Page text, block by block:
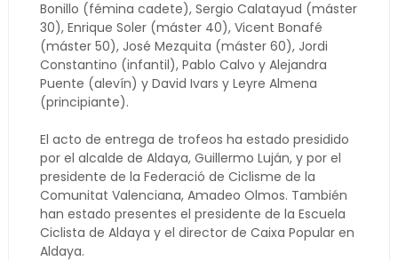
Bonillo (fémina cadete), Sergio Calatayud (máster
30), Enrique Soler (máster 40), Vicent Bonafé
(máster 50), José Mezquita (máster 60), Jordi
Constantino (infantil), Pablo Calvo y Alejandra
Puente (alevín) y David Ivars y Leyre Almena
(principiante).
El acto de entrega de trofeos ha estado presidido
por el alcalde de Aldaya, Guillermo Luján, y por el
presidente de la Federació de Ciclisme de la
Comunitat Valenciana, Amadeo Olmos. También
han estado presentes el presidente de la Escuela
Ciclista de Aldaya y el director de Caixa Popular en
Aldaya.